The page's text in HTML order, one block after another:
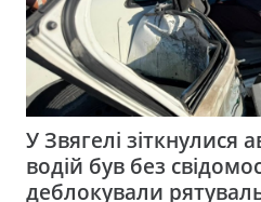
У Звягелі зіткнулися
водій був без
деблокували